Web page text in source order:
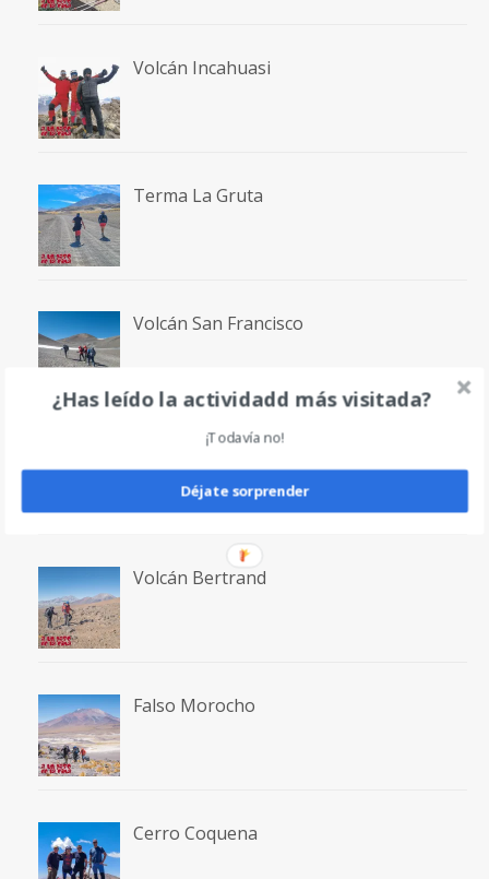
Volcán Incahuasi
Terma La Gruta
Volcán San Francisco
Laguna San Francisco
Volcán Bertrand
Falso Morocho
Cerro Coquena
¿Has leído la actividadd más visitada?
¡Todavía no!
Déjate sorprender